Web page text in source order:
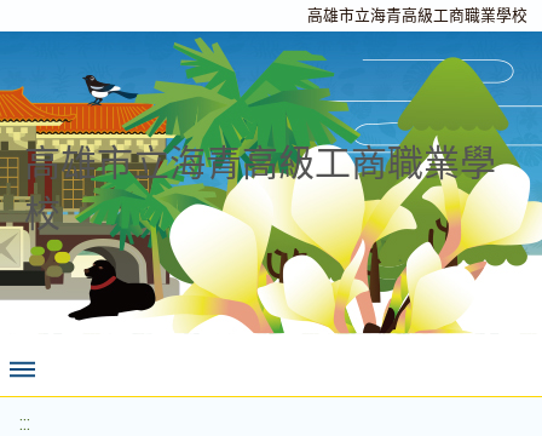
高雄市立海青高級工商職業學校
高雄市立海青高級工商職業學
校
:::